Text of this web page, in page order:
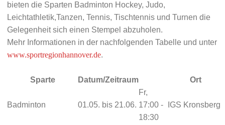
bieten die Sparten Badminton Hockey, Judo,
Leichtathletik,Tanzen, Tennis, Tischtennis und Turnen die
Gelegenheit sich einen Stempel abzuholen.
Mehr Informationen in der nachfolgenden Tabelle und unter
www.sportregionhannover.de.
Sparte Datum/Zeitraum Ort
Badminton 01.05. bis 21.06.
Fr,
17:00 -
18:30
IGS Kronsberg